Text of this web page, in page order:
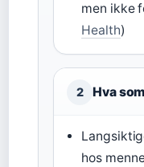
men ikke
Health)
2 Hva
hos